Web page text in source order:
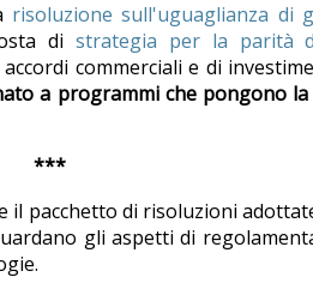
risoluzione sull'uguaglianza di
di strategia per la parità
commerciali e di
a programmi che pongono
***
il pacchetto di risoluzioni
gli aspetti di